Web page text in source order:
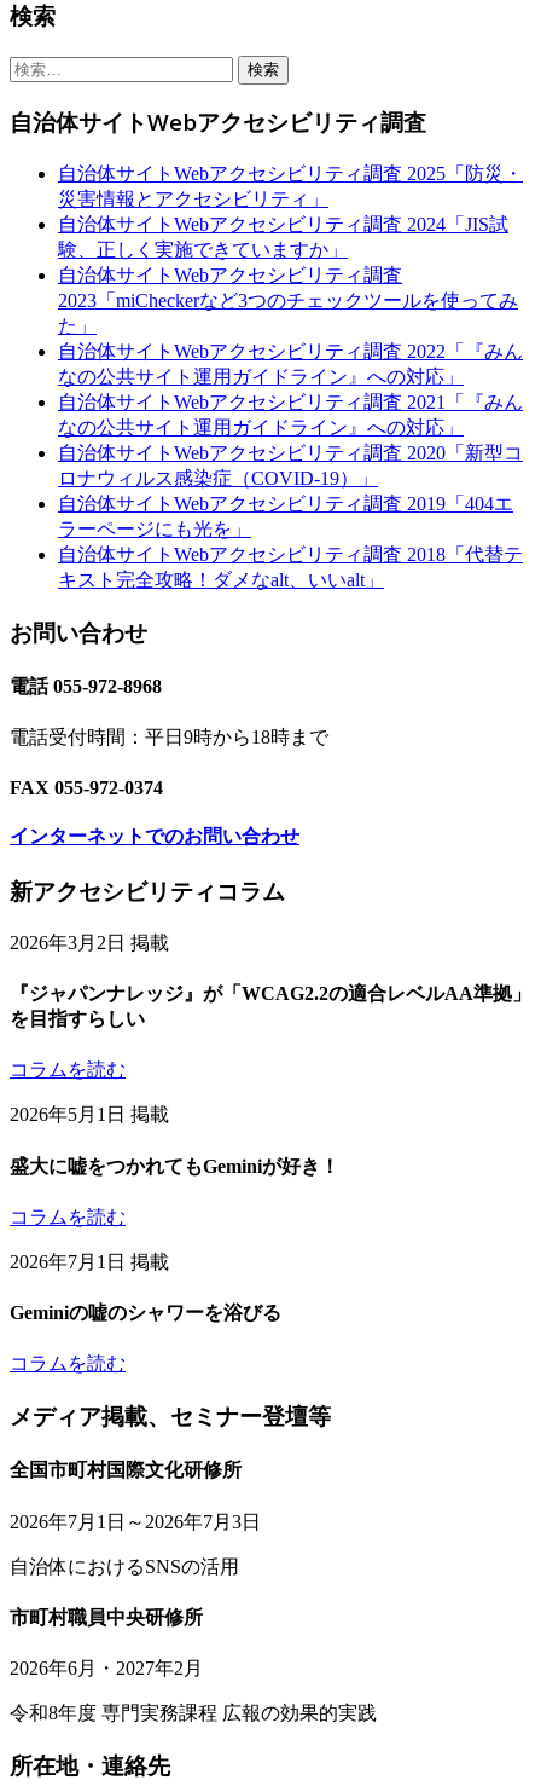
Sidebar
検索
検
自治体サイトWebアクセシビリティ調査
自治体サイトWebアクセシビリティ調査 2025「防災・
災害情報とアクセシビリティ」
自治体サイトWebアクセシビリティ調査 2024「JIS試
験、正しく実施できていますか」
自治体サイトWebアクセシビリティ調査
2023「miCheckerなど3つのチェックツールを使ってみ
た」
自治体サイトWebアクセシビリティ調査 2022「『みん
なの公共サイト運用ガイドライン』への対応」
自治体サイトWebアクセシビリティ調査 2021「『みん
なの公共サイト運用ガイドライン』への対応」
自治体サイトWebアクセシビリティ調査 2020「新型コ
ロナウィルス感染症（COVID-19）」
自治体サイトWebアクセシビリティ調査 2019「404エ
ラーページにも光を」
自治体サイトWebアクセシビリティ調査 2018「代替テ
キスト完全攻略！ダメなalt、いいalt」
お問い合わせ
電話 055-972-8968
電話受付時間：平日9時から18時まで
FAX 055-972-0374
インターネットでのお問い合わせ
Footer
新アクセシビリティコラム
2026年3月2日 掲載
『ジャパンナレッジ』が「WCAG2.2の適合レベルAA準拠」
を目指すらしい
コラムを読む
2026年5月1日 掲載
盛大に嘘をつかれてもGeminiが好き！
コラムを読む
2026年7月1日 掲載
Geminiの嘘のシャワーを浴びる
コラムを読む
メディア掲載、セミナー登壇等
全国市町村国際文化研修所
2026年7月1日～2026年7月3日
自治体におけるSNSの活用
市町村職員中央研修所
2026年6月・2027年2月
令和8年度 専門実務課程 広報の効果的実践
所在地・連絡先